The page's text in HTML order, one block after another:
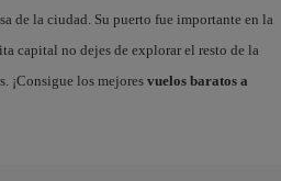
de la ciudad. Su puerto fue importante en la
capital no dejes de explorar el resto de la
¡Consigue los mejoresvuelos baratos a